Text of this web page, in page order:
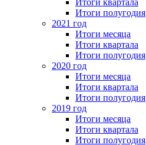
Итоги полугодия
2021 год
Итоги месяца
Итоги квартала
Итоги полугодия
2020 год
Итоги месяца
Итоги квартала
Итоги полугодия
2019 год
Итоги месяца
Итоги квартала
Итоги полугодия